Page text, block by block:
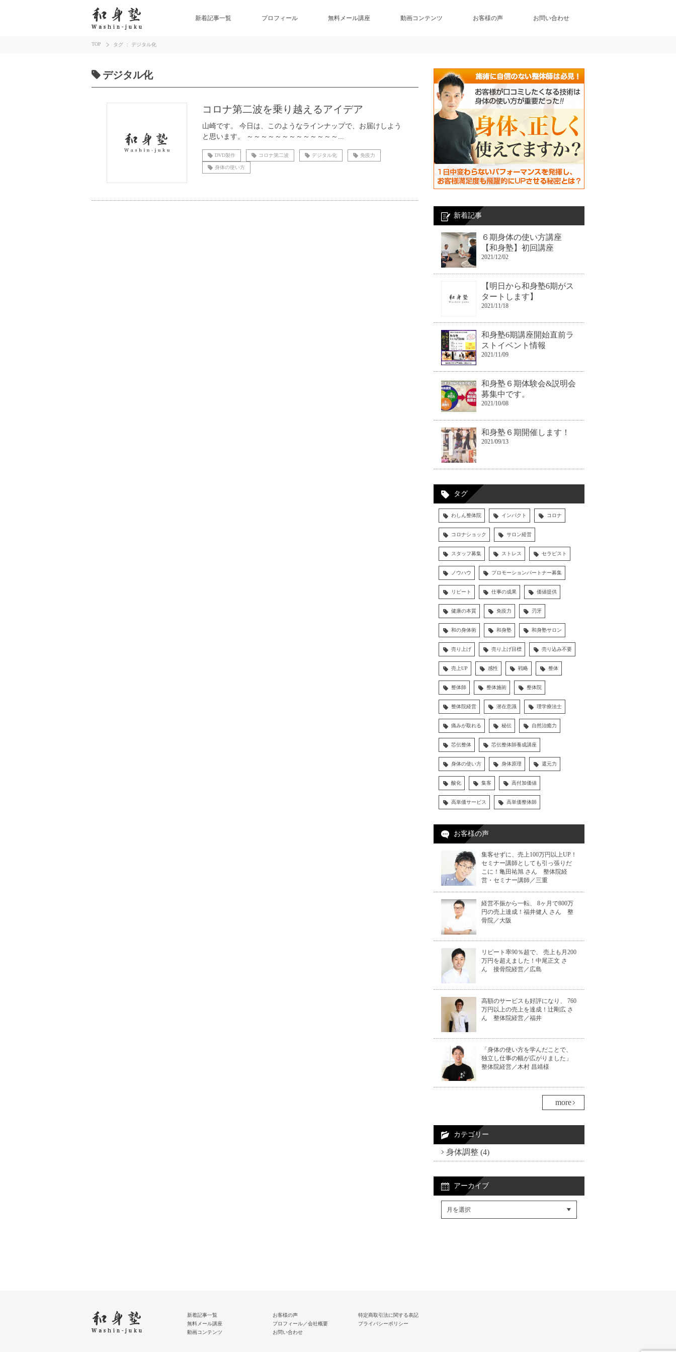
新着記事一覧 プロフィール 無料メール講座 動画コンテンツ お客様の声 お問い合わせ
TOP タグ ： デジタル化
デジタル化
コロナ第二波を乗り越えるアイデア
山崎です。 今日は、このようなラインナップで、お届けしよう
と思います。 ～～～～～～～～～～～～～...
DVD製作 コロナ第二波 デジタル化 免疫力
身体の使い方
新着記事
６期身体の使い方講座
【和身塾】初回講座
2021/12/02
【明日から和身塾6期がス
タートします】
2021/11/18
和身塾6期講座開始直前ラ
ストイベント情報
2021/11/09
和身塾６期体験会&説明会
募集中です。
2021/10/08
和身塾６期開催します！
2021/09/13
タグ
わしん整体院 インパクト コロナ
コロナショック サロン経営
スタッフ募集 ストレス セラピスト
ノウハウ プロモーションパートナー募集
リピート 仕事の成果 価値提供
健康の本質 免疫力 刃牙
和の身体術 和身塾 和身塾サロン
売り上げ 売り上げ目標 売り込み不要
売上UP 感性 戦略 整体
整体師 整体施術 整体院
整体院経営 潜在意識 理学療法士
痛みが取れる 秘伝 自然治癒力
芯伝整体 芯伝整体師養成講座
身体の使い方 身体原理 還元力
酸化 集客 高付加価値
高単価サービス 高単価整体師
お客様の声
集客せずに、売上100万円以上UP！
セミナー講師としても引っ張りだ
こに！亀田祐旭 さん 整体院経
営・セミナー講師／三重
経営不振から一転、 8ヶ月で800万
円の売上達成！福井健人 さん 整
骨院／大阪
リピート率90％超で、 売上も月200
万円を超えました！中尾正文 さ
ん 接骨院経営／広島
高額のサービスも好評になり、 760
万円以上の売上を達成！辻剛広 さ
ん 整体院経営／福井
「身体の使い方を学んだことで、
独立し仕事の幅が広がりました」
整体院経営／木村 昌靖様
more
カテゴリー
身体調整 (4)
アーカイブ
新着記事一覧
無料メール講座
動画コンテンツ
お客様の声
プロフィール／会社概要
お問い合わせ
特定商取引法に関する表記
プライバシーポリシー